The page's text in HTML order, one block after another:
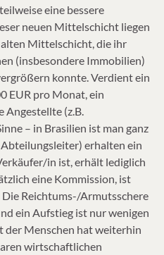
eine bessere
neuen Mittelschicht liegen
Mittelschicht, die ihr
(insbesondere Immobilien)
konnte. Verdient ein
EUR pro Monat, ein
Angestellte (z.B.
– in Brasilien ist man ganz
erhalten ein
in ist, erhält lediglich
eine Kommission, ist
Reichtums-/Armutsschere
ein Aufstieg ist nur wenigen
der Menschen hat weiterhin
wirtschaftlichen